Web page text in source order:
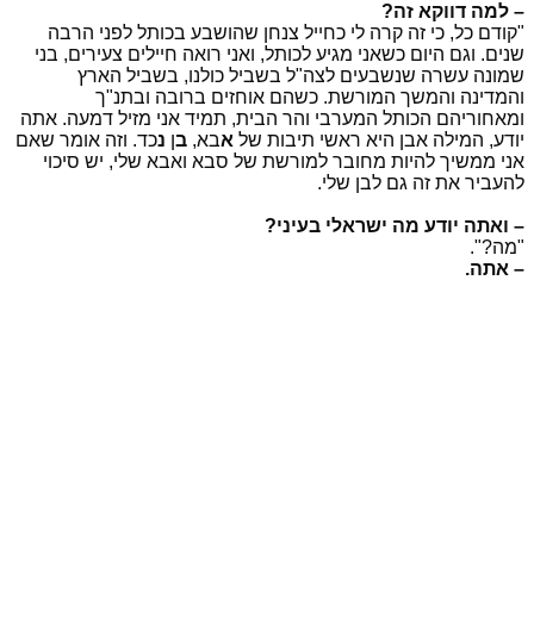
– למה דווקא זה?
"קודם כל, כי זה קרה לי כחייל צנחן שהושבע בכותל לפני הרבה
שנים. וגם היום כשאני מגיע לכותל, ואני רואה חיילים צעירים, בני
שמונה עשרה שנשבעים לצה"ל בשביל כולנו, בשביל הארץ
והמדינה והמשך המורשת. כשהם אוחזים ברובה ובתנ"ך
ומאחוריהם הכותל המערבי והר הבית, תמיד אני מזיל דמעה. אתה
יודע, המילה אבן היא ראשי תיבות של אבא, בן נכד. וזה אומר שאם
אני ממשיך להיות מחובר למורשת של סבא ואבא שלי, יש סיכוי
להעביר את זה גם לבן שלי.
– ואתה יודע מה ישראלי בעיני?
"מה?".
– אתה.